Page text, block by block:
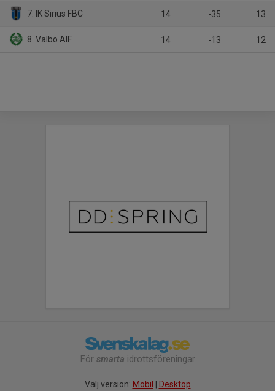
7. IK Sirius FBC 14 -35 13
8. Valbo AIF 14 -13 12
För smarta idrottsföreningar
Välj version: Mobil Desktop